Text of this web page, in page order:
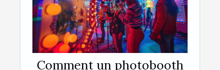
Comment un photobooth